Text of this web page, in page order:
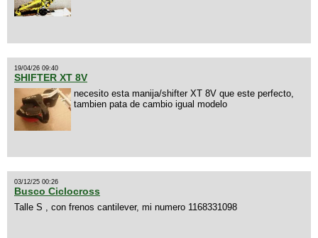
19/04/26 09:40
SHIFTER XT 8V
necesito esta manija/shifter XT 8V que este perfecto,
tambien pata de cambio igual modelo
03/12/25 00:26
Busco Ciclocross
Talle S , con frenos cantilever, mi numero 1168331098